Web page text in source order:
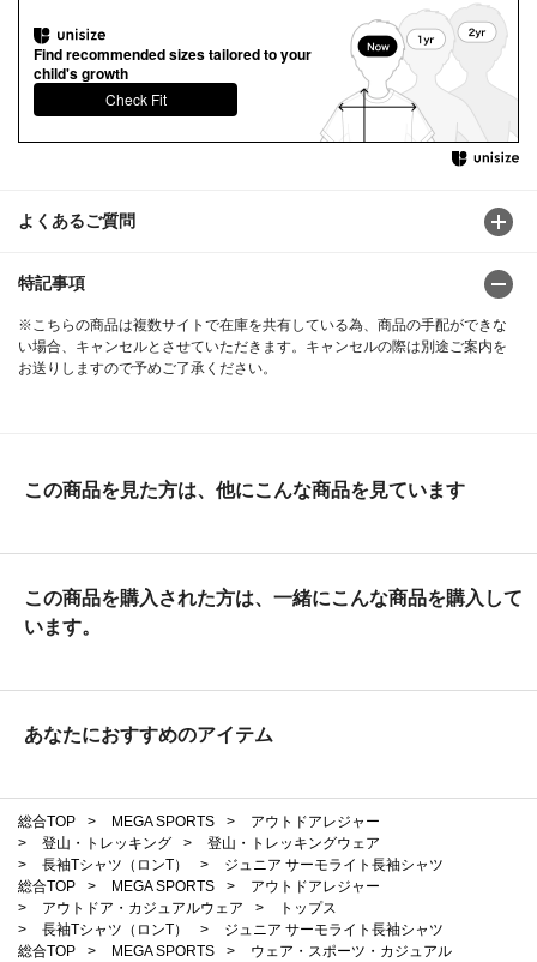
よくあるご質問
特記事項
※こちらの商品は複数サイトで在庫を共有している為、商品の手配ができな
い場合、キャンセルとさせていただきます。キャンセルの際は別途ご案内を
お送りしますので予めご了承ください。
Find recommended sizes tailored to your
child's growth
Check Fit
この商品を見た方は、他にこんな商品を見ています
この商品を購入された方は、一緒にこんな商品を購入して
います。
あなたにおすすめのアイテム
総合TOP > MEGA SPORTS >
アウトドアレジャー
>
登山・トレッキング >
登山・トレッキングウェア
>
長袖Tシャツ（ロンT） >
ジュニア サーモライト長袖シャツ
総合TOP
> MEGA SPORTS >
アウトドアレジャー
>
アウトドア・カジュアルウェア >
トップス
>
長袖Tシャツ（ロンT） >
ジュニア サーモライト長袖シャツ
総合TOP
> MEGA SPORTS >
ウェア・スポーツ・カジュアル